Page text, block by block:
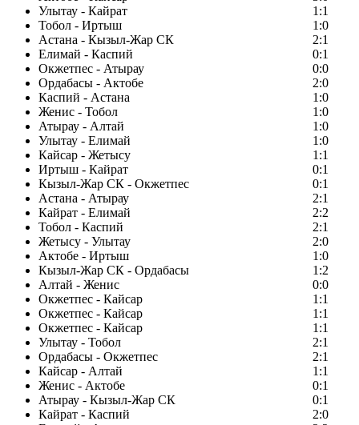
Улытау - Кайрат
1:1
Тобол - Иртыш
1:0
Астана - Кызыл-Жар СК
2:1
Елимай - Каспий
0:1
Окжетпес - Атырау
0:0
Ордабасы - Актобе
2:0
Каспий - Астана
1:0
Женис - Тобол
1:0
Атырау - Алтай
1:0
Улытау - Елимай
1:0
Кайсар - Жетысу
1:1
Иртыш - Кайрат
0:1
Кызыл-Жар СК - Окжетпес
0:1
Астана - Атырау
2:1
Кайрат - Елимай
2:2
Тобол - Каспий
2:1
Жетысу - Улытау
2:0
Актобе - Иртыш
1:0
Кызыл-Жар СК - Ордабасы
1:2
Алтай - Женис
0:0
Окжетпес - Кайсар
1:1
Окжетпес - Кайсар
1:1
Окжетпес - Кайсар
1:1
Улытау - Тобол
2:1
Ордабасы - Окжетпес
2:1
Кайсар - Алтай
1:1
Женис - Актобе
0:1
Атырау - Кызыл-Жар СК
0:1
Кайрат - Каспий
2:0